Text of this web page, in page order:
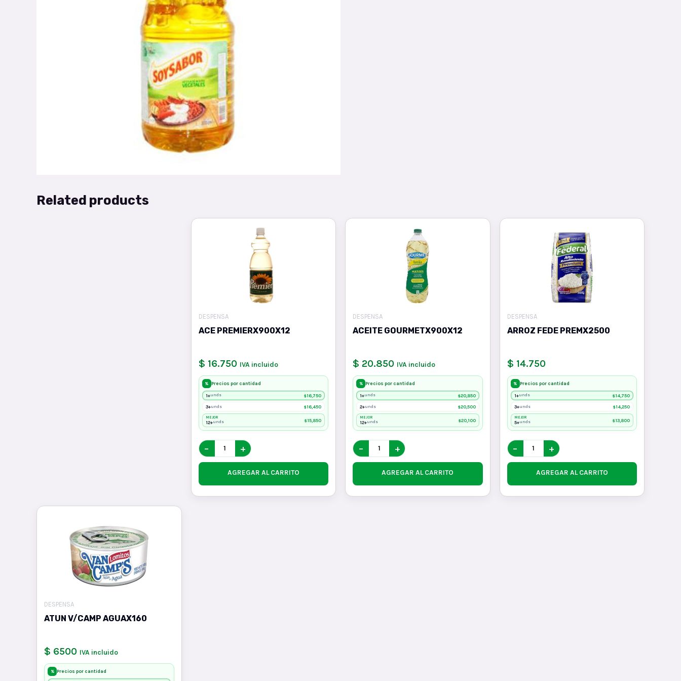
Related products
DESPENSA
ACE PREMIERX900X12
$ 16.750 IVA incluido
% Precios por cantidad
1+unds $16,750
3+unds $16,450
MEJOR
12+unds $15,850
− +
AGREGAR AL CARRITO
DESPENSA
ACEITE GOURMETX900X12
$ 20.850 IVA incluido
% Precios por cantidad
1+unds $20,850
2+unds $20,500
MEJOR
12+unds $20,100
− +
AGREGAR AL CARRITO
DESPENSA
ARROZ FEDE PREMX2500
$ 14.750
% Precios por cantidad
1+unds $14,750
3+unds $14,250
MEJOR
5+unds $13,800
− +
AGREGAR AL CARRITO
DESPENSA
ATUN V/CAMP AGUAX160
$ 6500 IVA incluido
% Precios por cantidad